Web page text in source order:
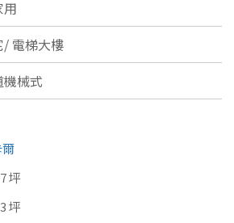
公 店面 工廠
倉庫
用
/ 電梯大樓
機械式
坪
坪